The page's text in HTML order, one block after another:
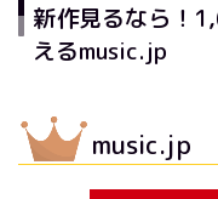
新作見るなら！
えるmusic.jp
music.jp